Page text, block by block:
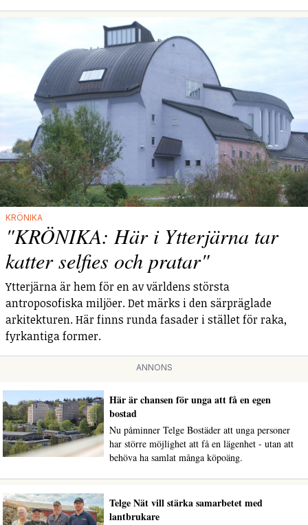
KRÖNIKA
"KRÖNIKA: Här i Ytterjärna tar
katter selfies och pratar"
Ytterjärna är hem för en av världens största
antroposofiska miljöer. Det märks i den särpräglade
arkitekturen. Här finns runda fasader i stället för raka,
fyrkantiga former.
ANNONS
Här är chansen för unga att få en egen
bostad
Nu påminner Telge Bostäder att unga personer
har större möjlighet att få en lägenhet - utan att
behöva ha samlat många köpoäng.
Telge Nät vill stärka samarbetet med
lantbrukare